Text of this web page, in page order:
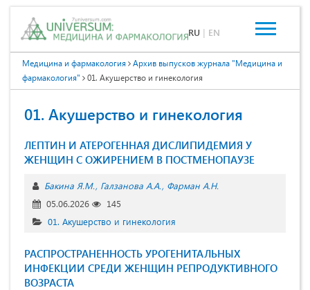
RU | EN
Медицина и фармакология
Архив выпусков журнала "Медицина и
фармакология"
01. Акушерство и гинекология
01. Акушерство и гинекология
ЛЕПТИН И АТЕРОГЕННАЯ ДИСЛИПИДЕМИЯ У
ЖЕНЩИН С ОЖИРЕНИЕМ В ПОСТМЕНОПАУЗЕ
Бакина Я.М. Галзанова А.А. Фарман А.Н.
05.06.2026
145
01. Акушерство и гинекология
РАСПРОСТРАНЕННОСТЬ УРОГЕНИТАЛЬНЫХ
ИНФЕКЦИИ СРЕДИ ЖЕНЩИН РЕПРОДУКТИВНОГО
ВОЗРАСТА